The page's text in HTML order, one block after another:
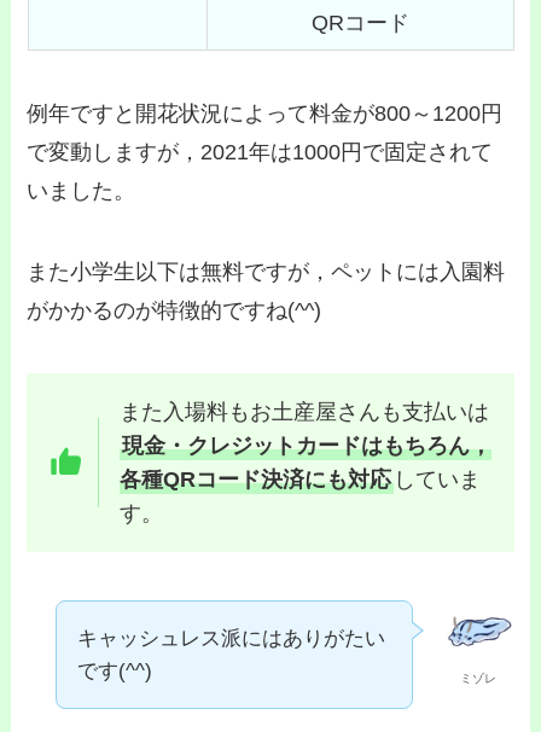
QRコード
例年ですと開花状況によって料金が800～1200円
で変動しますが，2021年は1000円で固定されて
いました。
また小学生以下は無料ですが，ペットには入園料
がかかるのが特徴的ですね(^^)
また入場料もお土産屋さんも支払いは
現金・クレジットカードはもちろん，
各種QRコード決済にも対応していま
す。
ミゾレ
キャッシュレス派にはありがたい
です(^^)